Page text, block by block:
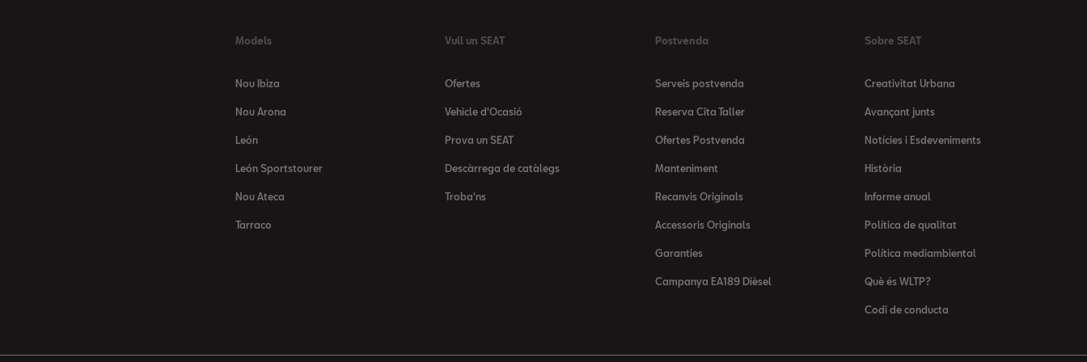
Models
Nou Ibiza
Nou Arona
León
León Sportstourer
Nou Ateca
Tarraco
Vull un SEAT
Ofertes
Vehicle d'Ocasió
Prova un SEAT
Descàrrega de catàlegs
Troba'ns
Postvenda
Serveis postvenda
Reserva Cita Taller
Ofertes Postvenda
Manteniment
Recanvis Originals
Accessoris Originals
Garanties
Campanya EA189 Dièsel
Sobre SEAT
Creativitat Urbana
Avançant junts
Notícies i Esdeveniments
Història
Informe anual
Política de qualitat
Política mediambiental
Què és WLTP?
Codi de conducta